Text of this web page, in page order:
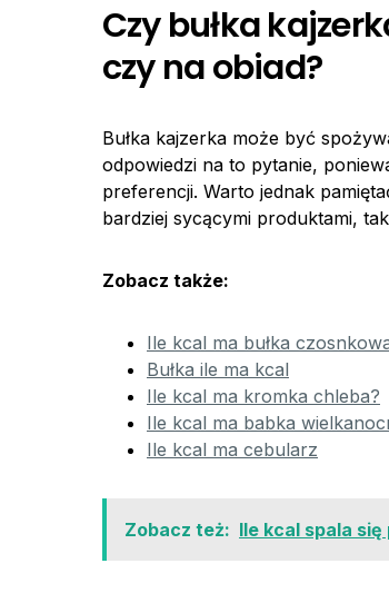
Czy bułka
czy na obiad?
Bułka kajzerka może być
odpowiedzi na to pytanie,
preferencji. Warto jednak
bardziej sycącymi produktami,
Zobacz także:
Ile kcal ma bułka
Bułka ile ma kcal
Ile kcal ma kromka chleba?
Ile kcal ma babka
Ile kcal ma cebularz
Zobacz też: Ile kcal spala